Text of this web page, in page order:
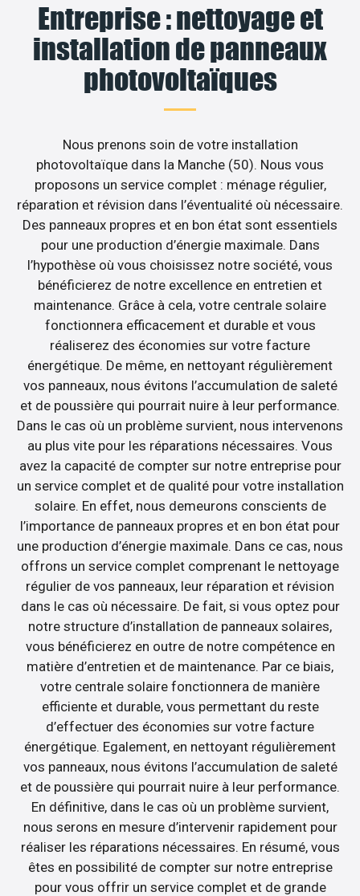
Entreprise : nettoyage et
installation de panneaux
photovoltaïques
Nous prenons soin de votre installation
photovoltaïque dans la Manche (50). Nous vous
proposons un service complet : ménage régulier,
réparation et révision dans l’éventualité où nécessaire.
Des panneaux propres et en bon état sont essentiels
pour une production d’énergie maximale. Dans
l’hypothèse où vous choisissez notre société, vous
bénéficierez de notre excellence en entretien et
maintenance. Grâce à cela, votre centrale solaire
fonctionnera efficacement et durable et vous
réaliserez des économies sur votre facture
énergétique. De même, en nettoyant régulièrement
vos panneaux, nous évitons l’accumulation de saleté
et de poussière qui pourrait nuire à leur performance.
Dans le cas où un problème survient, nous intervenons
au plus vite pour les réparations nécessaires. Vous
avez la capacité de compter sur notre entreprise pour
un service complet et de qualité pour votre installation
solaire. En effet, nous demeurons conscients de
l’importance de panneaux propres et en bon état pour
une production d’énergie maximale. Dans ce cas, nous
offrons un service complet comprenant le nettoyage
régulier de vos panneaux, leur réparation et révision
dans le cas où nécessaire. De fait, si vous optez pour
notre structure d’installation de panneaux solaires,
vous bénéficierez en outre de notre compétence en
matière d’entretien et de maintenance. Par ce biais,
votre centrale solaire fonctionnera de manière
efficiente et durable, vous permettant du reste
d’effectuer des économies sur votre facture
énergétique. Egalement, en nettoyant régulièrement
vos panneaux, nous évitons l’accumulation de saleté
et de poussière qui pourrait nuire à leur performance.
En définitive, dans le cas où un problème survient,
nous serons en mesure d’intervenir rapidement pour
réaliser les réparations nécessaires. En résumé, vous
êtes en possibilité de compter sur notre entreprise
pour vous offrir un service complet et de grande